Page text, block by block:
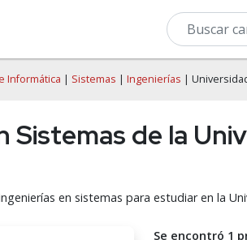
Informática | Sistemas | Ingenierías |
Sistemas de la
en sistemas para estudiar en la
Se encontró 1